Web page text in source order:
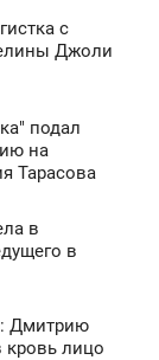
с
Джоли
подал
на
Тарасова
в
в
Дмитрию
кровь лицо